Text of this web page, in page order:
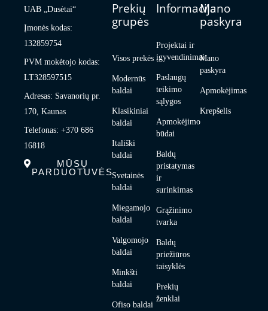
UAB „Dusėtai“
Įmonės kodas:
132859754
PVM mokėtojo kodas:
LT328597515
Adresas: Savanorių pr.
170, Kaunas
Telefonas: +370 686
16818
MŪSŲ
PARDUOTUVĖS
Prekių
grupės
Visos prekės
Modernūs
baldai
Klasikiniai
baldai
Itališki
baldai
Svetainės
baldai
Miegamojo
baldai
Valgomojo
baldai
Minkšti
baldai
Ofiso baldai
Informacija
Projektai ir
įgyvendinimai
Paslaugų
teikimo
sąlygos
Apmokėjimo
būdai
Baldų
pristatymas
ir
surinkimas
Grąžinimo
tvarka
Baldų
priežiūros
taisyklės
Prekių
ženklai
Mano
paskyra
Mano
paskyra
Apmokėjimas
Krepšelis